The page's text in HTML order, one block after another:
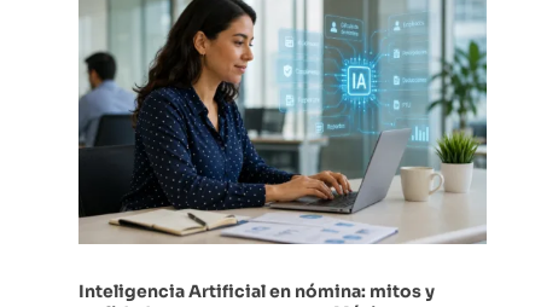
Inteligencia Artificial en nómina: mitos y